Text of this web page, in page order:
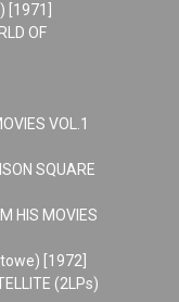
[1971]
OF
VOL.1
SQUARE
HIS MOVIES
[1972]
(2LPs)